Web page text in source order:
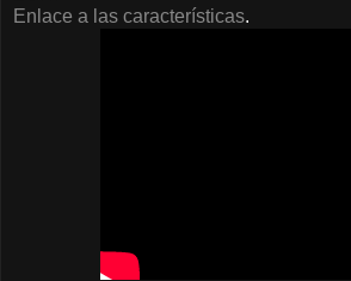
Enlace a las características.